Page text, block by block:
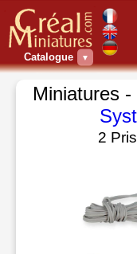
Catalogue ▼
Miniatures
2